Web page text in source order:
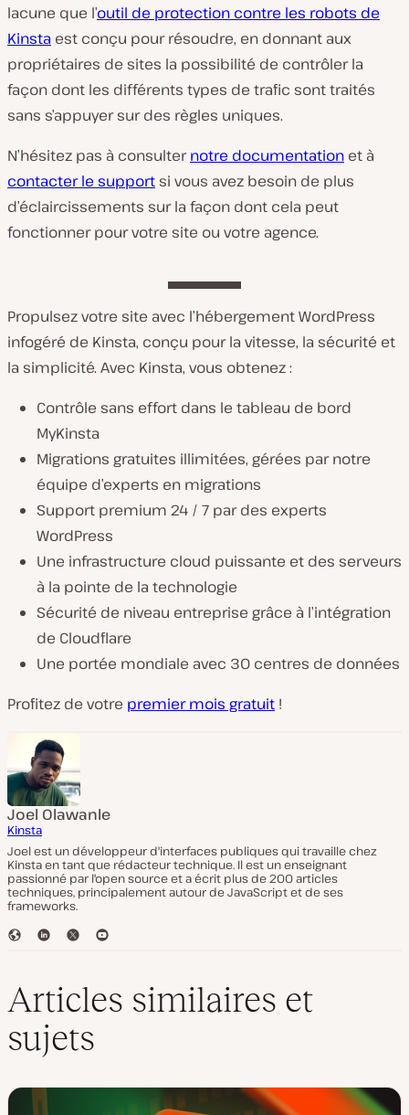
lacune que l’outil de protection contre les robots de
Kinsta est conçu pour résoudre, en donnant aux
propriétaires de sites la possibilité de contrôler la
façon dont les différents types de trafic sont traités
sans s’appuyer sur des règles uniques.
N’hésitez pas à consulternotre documentation et à
contacter le support si vous avez besoin de plus
d’éclaircissements sur la façon dont cela peut
fonctionner pour votre site ou votre agence.
Propulsez votre site avec l’hébergement WordPress
infogéré de Kinsta, conçu pour la vitesse, la sécurité et
la simplicité. Avec Kinsta, vous obtenez :
Contrôle sans effort dans le tableau de bord
MyKinsta
Migrations gratuites illimitées, gérées par notre
équipe d’experts en migrations
Support premium 24 / 7 par des experts
WordPress
Une infrastructure cloud puissante et des serveurs
à la pointe de la technologie
Sécurité de niveau entreprise grâce à l’intégration
de Cloudflare
Une portée mondiale avec 30 centres de données
Profitez de votre premier mois gratuit !
Joel Olawanle
Kinsta
Joel est un développeur d'interfaces publiques qui travaille chez
Kinsta en tant que rédacteur technique. Il est un enseignant
passionné par l'open source et a écrit plus de 200 articles
techniques, principalement autour de JavaScript et de ses
frameworks.
S
W
b
L
e
d
I
n
T
t
r
Y
u
Articles similaires et
sujets